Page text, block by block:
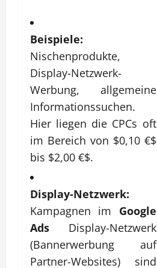
Beispiele:
Nischenprodukte,
Display-Netzwerk-
Werbung, allgemeine
Informationssuchen.
Hier liegen die CPCs oft
im Bereich von $0,10 €$
bis $2,00 €$.
Display-Netzwerk:
Kampagnen im Google
Ads Display-Netzwerk
(Bannerwerbung auf
Partner-Websites) sind